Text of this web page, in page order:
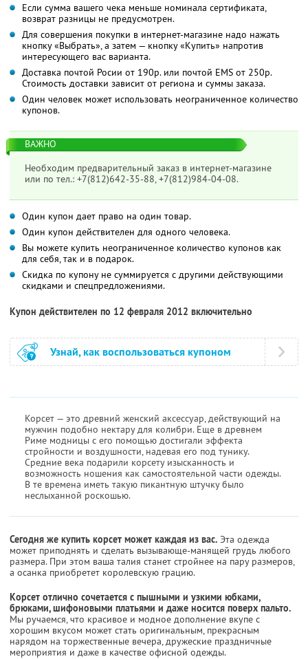
Если сумма вашего чека меньше номинала сертификата,
возврат разницы не предусмотрен.
Для совершения покупки в интернет-магазине надо нажать
кнопку «Выбрать», а затем — кнопку «Купить» напротив
интересующего вас варианта.
Доставка почтой Росии от 190р. или почтой EMS от 250р.
Стоимость доставки зависит от региона и суммы заказа.
Один человек может использовать неограниченное количество
купонов.
ВАЖНО
Необходим предварительный заказ в интернет-магазине
или по тел.: +7(812)642-35-88, +7(812)984-04-08.
Один купон дает право на один товар.
Один купон действителен для одного человека.
Вы можете купить неограниченное количество купонов как
для себя, так и в подарок.
Скидка по купону не суммируется с другими действующими
скидками и спецпредложениями.
Купон действителен по 12 февраля 2012 включительно
Узнай, как воспользоваться купоном
Корсет — это древний женский аксессуар, действующий на
мужчин подобно нектару для колибри. Еще в древнем
Риме модницы с его помощью достигали эффекта
стройности и воздушности, надевая его под тунику.
Средние века подарили корсету изысканность и
возможность ношения как самостоятельной части одежды.
В те времена иметь такую пикантную штучку было
неслыханной роскошью.
Сегодня же купить корсет может каждая из вас. Эта одежда
может приподнять и сделать вызывающе-манящей грудь любого
размера. При этом ваша талия станет стройнее на пару размеров,
а осанка приобретет королевскую грацию.
Корсет отлично сочетается с пышными и узкими юбками,
брюками, шифоновыми платьями и даже носится поверх пальто.
Мы ручаемся, что красивое и модное дополнение вкупе с
хорошим вкусом может стать оригинальным, прекрасным
нарядом на торжественные вечера, дружеские праздничные
мероприятия и даже в качестве офисной одежды.